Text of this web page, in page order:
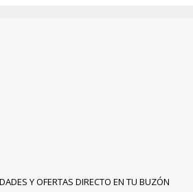
Y OFERTAS DIRECTO EN TU BUZÓN